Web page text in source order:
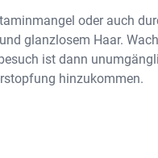
oder auch
glanzlosem Haar.
ist dann
hinzukommen.